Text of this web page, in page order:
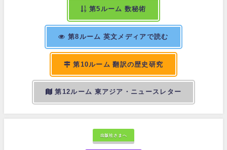
第5ルーム 数秘術
第8ルーム 英文メディアで読む
第10ルーム 翻訳の歴史研究
第12ルーム 東アジア・ニュースレター
出版社さまへ